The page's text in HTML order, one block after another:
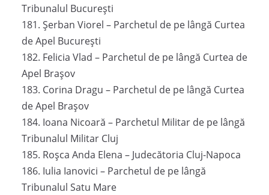
Tribunalul București
181. Șerban Viorel – Parchetul de pe lângă Curtea
de Apel București
182. Felicia Vlad – Parchetul de pe lângă Curtea de
Apel Brașov
183. Corina Dragu – Parchetul de pe lângă Curtea
de Apel Brașov
184. Ioana Nicoară – Parchetul Militar de pe lângă
Tribunalul Militar Cluj
185. Roșca Anda Elena – Judecătoria Cluj-Napoca
186. Iulia Ianovici – Parchetul de pe lângă
Tribunalul Satu Mare